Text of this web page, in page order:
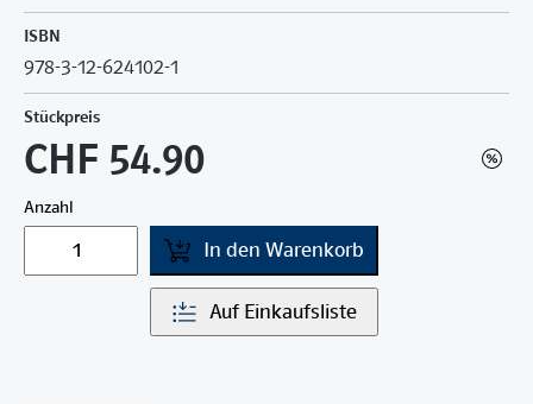
ISBN
978-3-12-624102-1
Stückpreis
CHF 54.90
Anzahl
In den Warenkorb
Auf Einkaufsliste